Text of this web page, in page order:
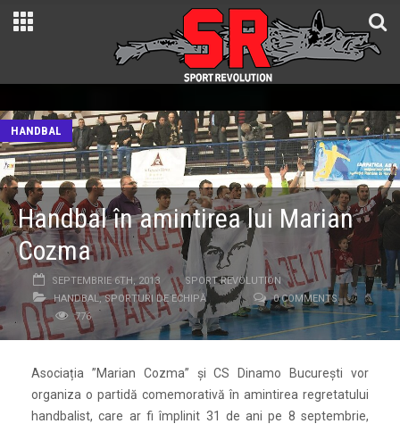
HANDBAL
Handbal în amintirea lui Marian
Cozma
SEPTEMBRIE 6TH, 2013
SPORT REVOLUTION
HANDBAL,SPORTURI DE ECHIPĂ
0 COMMENTS
776
Asociația ”Marian Cozma” și CS Dinamo București vor
organiza o partidă comemorativă în amintirea regretatului
handbalist, care ar fi împlinit 31 de ani pe 8 septembrie,